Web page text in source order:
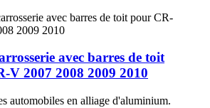
avec barres de toit
V 2007 2008 2009 2010
automobiles en alliage d'aluminium.